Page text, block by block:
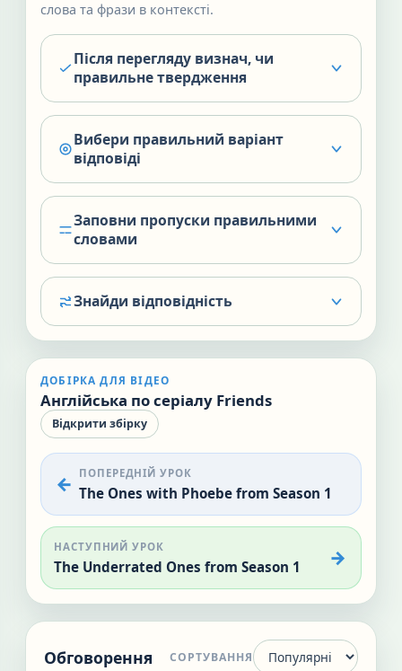
слова та фрази в контексті.
Після перегляду визнач, чи
правильне твердження
Вибери правильний варіант
відповіді
Заповни пропуски правильними
словами
Знайди відповідність
ДОБІРКА ДЛЯ ВІДЕО
Англійська по серіалу Friends
Відкрити збірку
ПОПЕРЕДНІЙ УРОК
The Ones with Phoebe from Season 1
НАСТУПНИЙ УРОК
The Underrated Ones from Season 1
Обговорення СОРТУВАННЯ